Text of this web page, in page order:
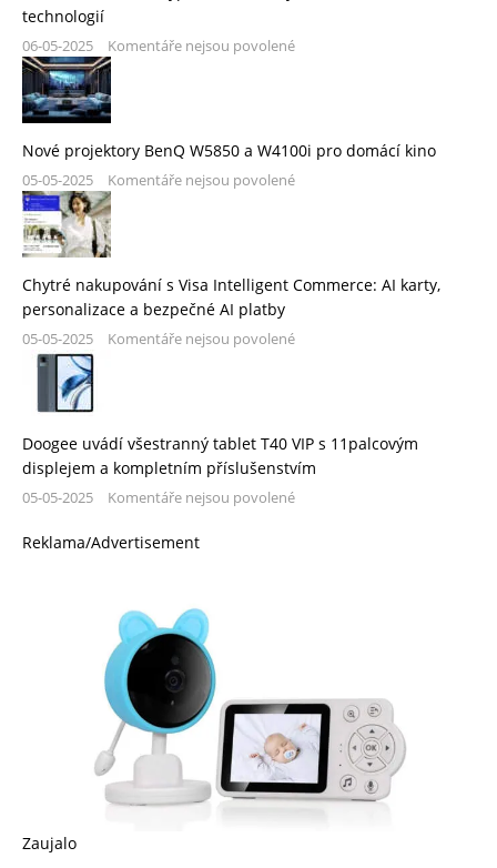
technologií
06-05-2025 Komentáře nejsou povolené
Nové projektory BenQ W5850 a W4100i pro domácí kino
05-05-2025 Komentáře nejsou povolené
Chytré nakupování s Visa Intelligent Commerce: AI karty,
personalizace a bezpečné AI platby
05-05-2025 Komentáře nejsou povolené
Doogee uvádí všestranný tablet T40 VIP s 11palcovým
displejem a kompletním příslušenstvím
05-05-2025 Komentáře nejsou povolené
Reklama/Advertisement
Zaujalo